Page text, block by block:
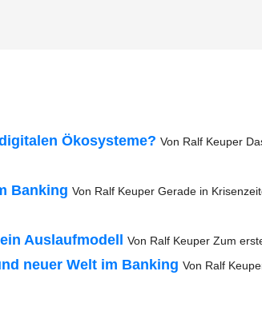
Öko­sys­te­me? Von Ralf Keu­per
Ban­king Von Ralf Keu­per Gera­de in
Aus­lauf­mo­dell Von Ralf Keu­per Zum
neu­er Welt im Ban­king Von Ralf